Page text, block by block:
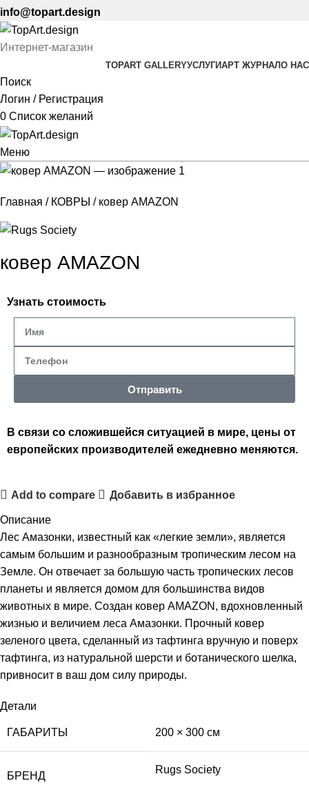
info@topart.design
Интернет-магазин
TOPART GALLERYУСЛУГИАРТ ЖУРНАЛО НАС
Поиск
Логин / Регистрация
0 Список желаний
Меню
Главная КОВРЫ ковер AMAZON
ковер AMAZON
Узнать стоимость
Отправить
В связи со сложившейся ситуацией в мире, цены от
европейских производителей ежедневно меняются.
Add to compare Добавить в избранное
Описание
Лес Амазонки, известный как «легкие земли», является
самым большим и разнообразным тропическим лесом на
Земле. Он отвечает за большую часть тропических лесов
планеты и является домом для большинства видов
животных в мире. Создан ковер AMAZON, вдохновленный
жизнью и величием леса Амазонки. Прочный ковер
зеленого цвета, сделанный из тафтинга вручную и поверх
тафтинга, из натуральной шерсти и ботанического шелка,
привносит в ваш дом силу природы.
Детали
ГАБАРИТЫ 200 × 300 см
БРЕНД
Rugs Society